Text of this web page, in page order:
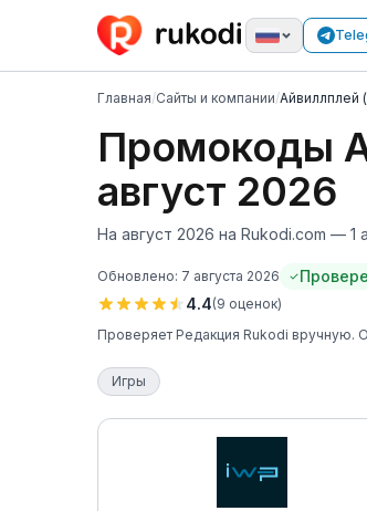
Главная/Сайты и компании/Айвиллплей
Промокоды
август 2026
На август 2026 на Rukodi.com —
Обновлено: 7 августа 2026
4.4(9 оценок)
Проверяет Редакция Rukodi вручную.
Игры